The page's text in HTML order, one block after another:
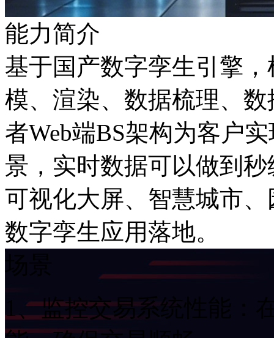
能力简介
基于国产数字孪生引擎
模、渲染、数据梳理
者Web端BS架构为客户
景，实时数据可以做到
可视化大屏、智慧城市
数字孪生应用落地。
场景
1、监控交易系统性能